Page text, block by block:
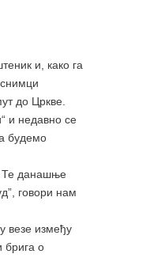
и, како га
до Цркве.
и недавно се
будемо
Те данашње
говори нам
везе између
брига о